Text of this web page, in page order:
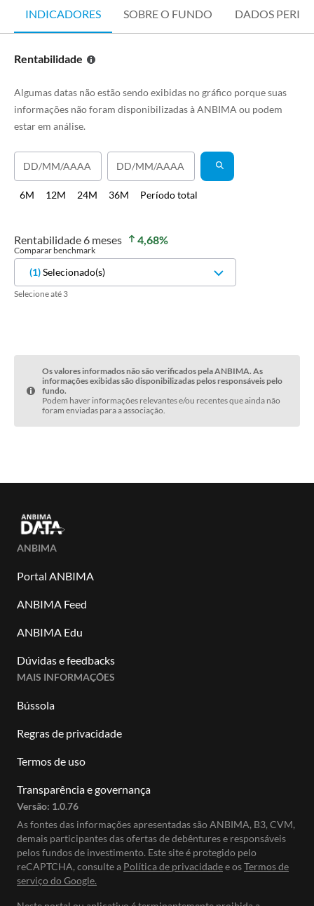
INDICADORES SOBRE O FUNDO DADOS
Rentabilidade
Algumas datas não estão sendo exibidas no gráfico porque suas
informações não foram disponibilizadas à ANBIMA ou podem
estar em análise.
6M 12M 24M 36M Período total
Rentabilidade 6 meses 4,68%
Comparar benchmark
(1)Selecionado(s)
Selecione até 3
Os valores informados não são verificados pela ANBIMA. As
informações exibidas são disponibilizadas pelos responsáveis pelo
fundo.
Podem haver informações relevantes e/ou recentes que ainda não
foram enviadas para a associação.
ANBIMA
Portal ANBIMA
ANBIMA Feed
ANBIMA Edu
Dúvidas e feedbacks
MAIS INFORMAÇÕES
Bússola
Regras de privacidade
Termos de uso
Transparência e governança
Versão: 1.0.76
As fontes das informações apresentadas são ANBIMA, B3, CVM,
demais participantes das ofertas de debêntures e responsáveis
pelos fundos de investimento. Este site é protegido pelo
reCAPTCHA, consulte a Política de privacidadee osTermos de
serviço do Google.